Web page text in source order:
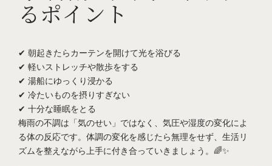
るポイント
✔ 朝起きたらカーテンを開けて光を浴びる
✔ 軽いストレッチや散歩をする
✔ 湯船にゆっくり浸かる
✔ 冷たいものを摂りすぎない
✔ 十分な睡眠をとる
梅雨の不調は「気のせい」ではなく、気圧や湿度の変化によ
る体の反応です。体調の変化を感じたら無理をせず、生活リ
ズムを整えながら上手に付き合っていきましょう。🌈✨